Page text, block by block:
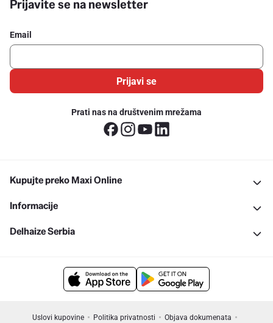
Prijavite se na newsletter
Email
Prijavi se
Prati nas na društvenim mrežama
Kupujte preko Maxi Online
Informacije
Delhaize Serbia
Uslovi kupovine Politika privatnosti
Objava dokumenata